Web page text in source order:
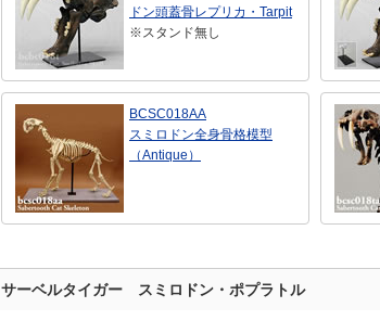
ドン頭蓋骨レプリカ・Tarpit
※スタンド無し
BCSC018AA
スミロドン全身骨格模型
（Antique）
サーベルタイガー スミロドン・ポプラトル